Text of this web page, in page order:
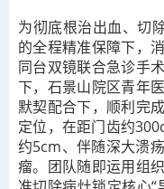
为彻底根治出血、切
的全程精准保障下，
同台双镜联合急诊手
下， 石景山院区青年
默契配合下，顺利完
定位，在距门齿约
约5cm、伴随深大溃
瘤。团队随即运用组